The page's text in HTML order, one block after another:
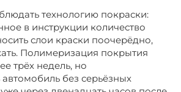
технологию покраски:
в инструкции количество
слои краски поочерёдно,
Полимеризация покрытия
трёх недель, но
автомобиль без серьёзных